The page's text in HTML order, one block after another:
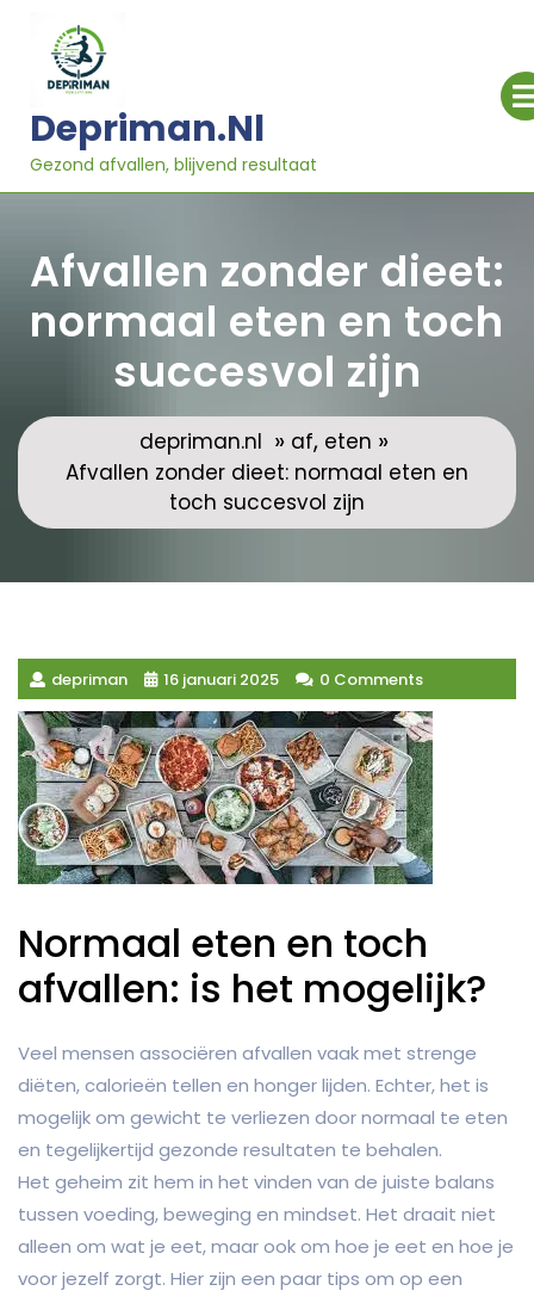
inhoud
Depriman.nl
Gezond afvallen, blijvend resultaat
Afvallen zonder dieet:
normaal eten en toch
succesvol zijn
depriman.nl » af, eten »
Afvallen zonder dieet: normaal eten en
toch succesvol zijn
depriman 16 januari 2025 0 Comments
Normaal eten en toch
afvallen: is het mogelijk?
Veel mensen associëren afvallen vaak met strenge
diëten, calorieën tellen en honger lijden. Echter, het is
mogelijk om gewicht te verliezen door normaal te eten
en tegelijkertijd gezonde resultaten te behalen.
Het geheim zit hem in het vinden van de juiste balans
tussen voeding, beweging en mindset. Het draait niet
alleen om wat je eet, maar ook om hoe je eet en hoe je
voor jezelf zorgt. Hier zijn een paar tips om op een